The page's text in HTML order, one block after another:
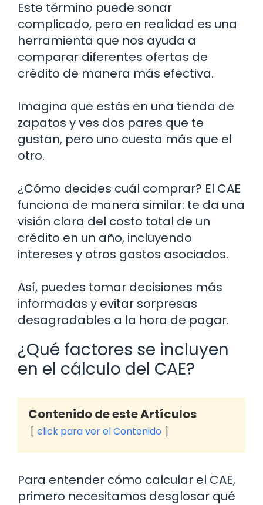
Este término puede sonar
complicado, pero en realidad es una
herramienta que nos ayuda a
comparar diferentes ofertas de
crédito de manera más efectiva.
Imagina que estás en una tienda de
zapatos y ves dos pares que te
gustan, pero uno cuesta más que el
otro.
¿Cómo decides cuál comprar? El CAE
funciona de manera similar: te da una
visión clara del costo total de un
crédito en un año, incluyendo
intereses y otros gastos asociados.
Así, puedes tomar decisiones más
informadas y evitar sorpresas
desagradables a la hora de pagar.
¿Qué factores se incluyen
en el cálculo del CAE?
Contenido de este Artículos
click para ver el Contenido
Para entender cómo calcular el CAE,
primero necesitamos desglosar qué